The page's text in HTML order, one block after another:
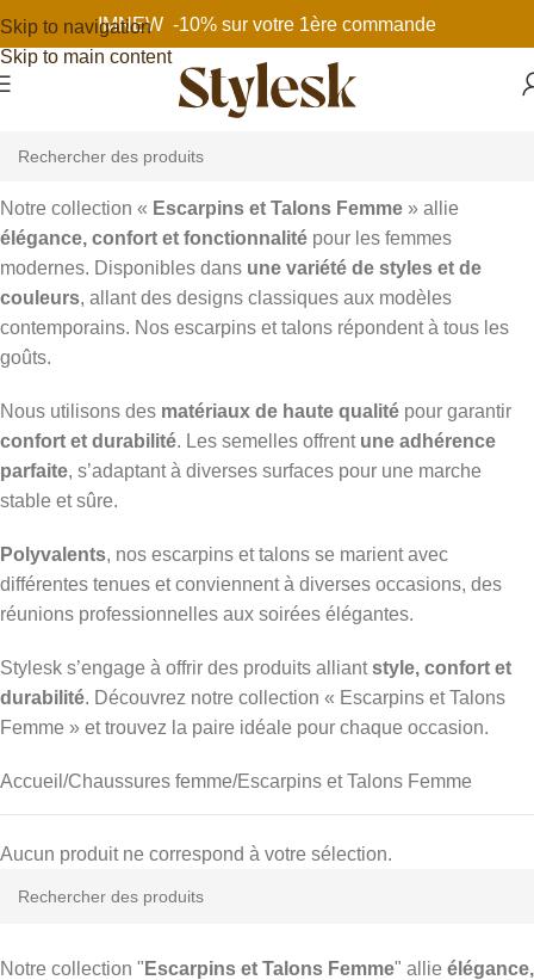
Skip to navigation
Skip to main content
IMNEW -10% sur votre 1ère commande
Notre collection « Escarpins et Talons Femme » allie
élégance, confort et fonctionnalité pour les femmes
modernes. Disponibles dans une variété de styles et de
couleurs, allant des designs classiques aux modèles
contemporains. Nos escarpins et talons répondent à tous les
goûts.
Nous utilisons des matériaux de haute qualité pour garantir
confort et durabilité. Les semelles offrent une adhérence
parfaite, s’adaptant à diverses surfaces pour une marche
stable et sûre.
Polyvalents, nos escarpins et talons se marient avec
différentes tenues et conviennent à diverses occasions, des
réunions professionnelles aux soirées élégantes.
Stylesk s’engage à offrir des produits alliantstyle, confort et
durabilité. Découvrez notre collection « Escarpins et Talons
Femme » et trouvez la paire idéale pour chaque occasion.
Accueil Chaussures femme Escarpins et Talons Femme
Aucun produit ne correspond à votre sélection.
Notre collection " Escarpins et Talons Femme" allie élégance,